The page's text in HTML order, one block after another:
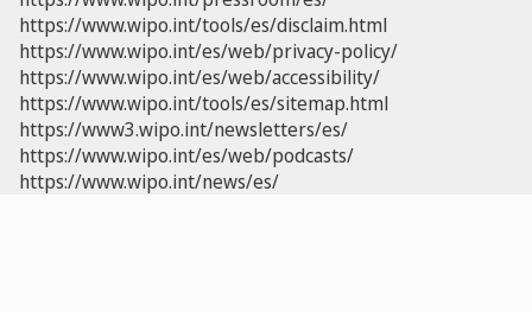
https://www.wipo.int/tools/es/disclaim.html
https://www.wipo.int/es/web/privacy-policy/
https://www.wipo.int/es/web/accessibility/
https://www.wipo.int/tools/es/sitemap.html
https://www3.wipo.int/newsletters/es/
https://www.wipo.int/es/web/podcasts/
https://www.wipo.int/news/es/